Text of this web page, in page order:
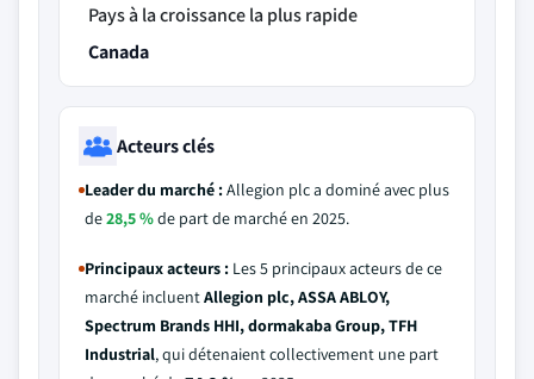
Pays à la croissance la plus rapide
Canada
Acteurs clés
Leader du marché :Allegion plc a dominé avec plus
de28,5 %de part de marché en 2025.
Principaux acteurs : Les 5 principaux acteurs de ce
marché incluentAllegion plc, ASSA ABLOY,
Spectrum Brands HHI, dormakaba Group, TFH
Industrial, qui détenaient collectivement une part